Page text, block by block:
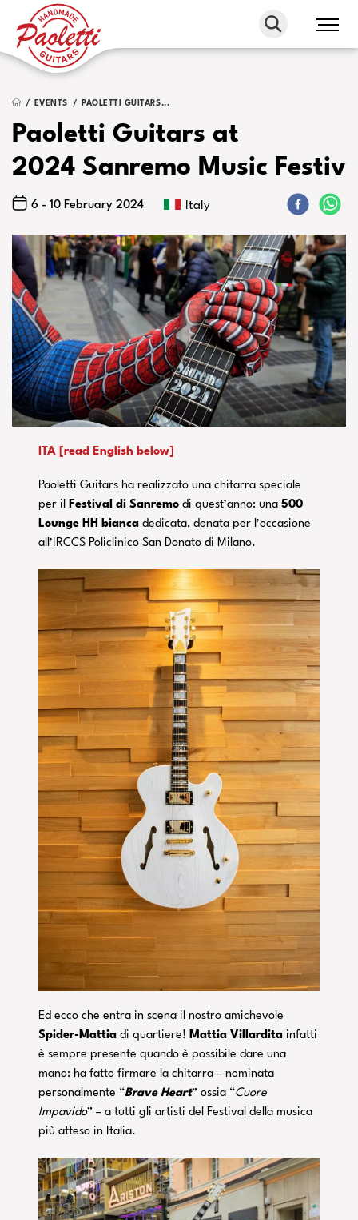
Paoletti
Guitars
EVENTS PAOLETTI GUITARS...
Paoletti Guitars at
2024 Sanremo Music
6 - 10 February 2024 Italy
ITA [read English below]
Paoletti Guitars ha realizzato una chitarra speciale
per il
Festival di Sanremo di quest’anno: una500
Lounge HH bianca dedicata, donata per l’occasione
all’IRCCS Policlinico San Donato di Milano.
Ed ecco che entra in scena il nostro amichevole
Spider-Mattia di quartiere! Mattia Villardita infatti
è sempre presente quando è possibile dare una
mano: ha fatto firmare la chitarra – nominata
personalmente “Brave Heart” ossia “Cuore
Impavido” – a tutti gli artisti del Festival della musica
più atteso in Italia.